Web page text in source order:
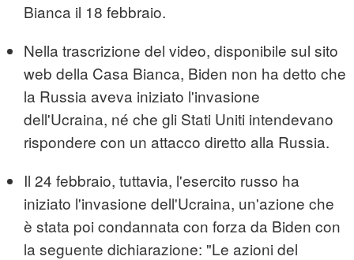
Bianca il 18 febbraio.
Nella trascrizione del video, disponibile sul sito
web della Casa Bianca, Biden non ha detto che
la Russia aveva iniziato l'invasione
dell'Ucraina, né che gli Stati Uniti intendevano
rispondere con un attacco diretto alla Russia.
Il 24 febbraio, tuttavia, l'esercito russo ha
iniziato l'invasione dell'Ucraina, un'azione che
è stata poi condannata con forza da Biden con
la seguente dichiarazione: "Le azioni del